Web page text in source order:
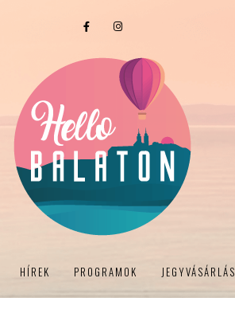
HÍREK PROGRAMOK JEGYVÁSÁRLÁS